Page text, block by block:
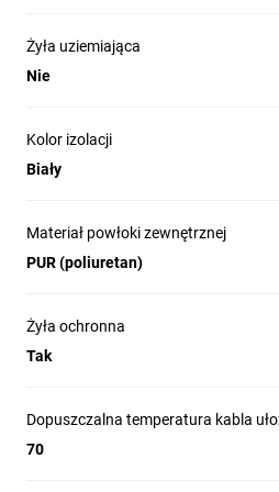
Żyła uziemiająca
Nie
Kolor izolacji
Biały
Materiał powłoki zewnętrznej
PUR (poliuretan)
Żyła ochronna
Tak
Dopuszczalna temperatura kabla
70